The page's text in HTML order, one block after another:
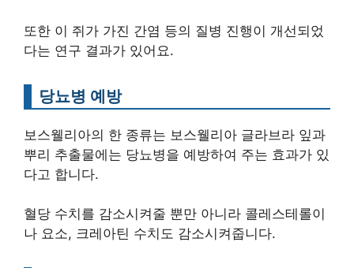
또한 이 쥐가 가진 간염 등의 질병 진행이 개선되었
다는 연구 결과가 있어요.
당뇨병 예방
보스웰리아의 한 종류는 보스웰리아 글라브라 잎과
뿌리 추출물에는 당뇨병을 예방하여 주는 효과가 있
다고 합니다.
혈당 수치를 감소시켜줄 뿐만 아니라 콜레스테롤이
나 요소, 크레아틴 수치도 감소시켜줍니다.